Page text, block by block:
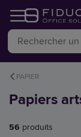
PAPIER
Papiers
56 produits